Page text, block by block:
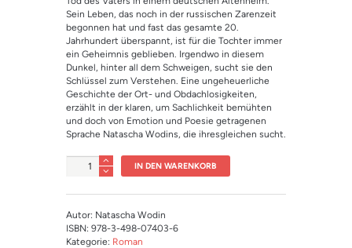
Sein Leben, das noch in der russischen Zarenzeit
begonnen hat und fast das gesamte 20.
Jahrhundert überspannt, ist für die Tochter immer
ein Geheimnis geblieben. Irgendwo in diesem
Dunkel, hinter all dem Schweigen, sucht sie den
Schlüssel zum Verstehen. Eine ungeheuerliche
Geschichte der Ort- und Obdachlosigkeiten,
erzählt in der klaren, um Sachlichkeit bemühten
und doch von Emotion und Poesie getragenen
Sprache Natascha Wodins, die ihresgleichen sucht.
Anzahl IN DEN WARENKORB
Autor: Natascha Wodin
ISBN: 978-3-498-07403-6
Kategorie: Roman